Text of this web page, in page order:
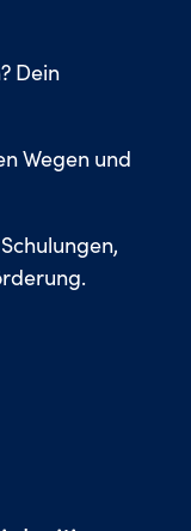
Dein
Wegen und